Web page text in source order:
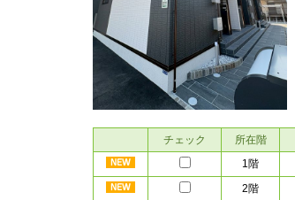
チェック 所在階
1階
2階